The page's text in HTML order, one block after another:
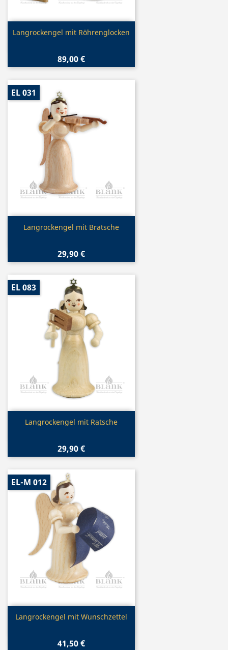
Vorschau
Langrockengel mit Röhrenglocken
89,00 €
Vorschau
Langrockengel mit Bratsche
29,90 €
EL 031
Vorschau
Langrockengel mit Ratsche
29,90 €
EL 083
Vorschau
Langrockengel mit Wunschzettel
41,50 €
EL-M 012